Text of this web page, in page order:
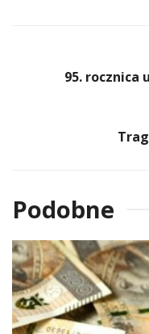
95. rocznica
Podobne